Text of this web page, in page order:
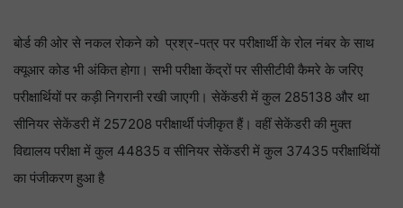
बोर्ड की ओर से नकल रोकने को प्रश्र-पत्र पर परीक्षार्थी के रोल नंबर के साथ
क्यूआर कोड भी अंकित होगा। सभी परीक्षा केंद्रों पर सीसीटीवी कैमरे के जरिए
परीक्षार्थियों पर कड़ी निगरानी रखी जाएगी। सेकेंडरी में कुल 285138 और था
सीनियर सेकेंडरी में 257208 परीक्षार्थी पंजीकृत हैं। वहीं सेकेंडरी की मुक्त
विद्यालय परीक्षा में कुल 44835 व सीनियर सेकेंडरी में कुल 37435 परीक्षार्थियों
का पंजीकरण हुआ है